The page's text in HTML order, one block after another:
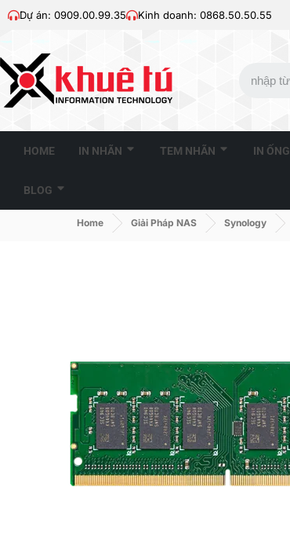
Dự án: 0909.00.99.35 Kinh doanh: 0868.50.50.55
HOME IN NHÃN TEM NHÃN IN ỐNG
BLOG
Home Giải Pháp NAS Synology